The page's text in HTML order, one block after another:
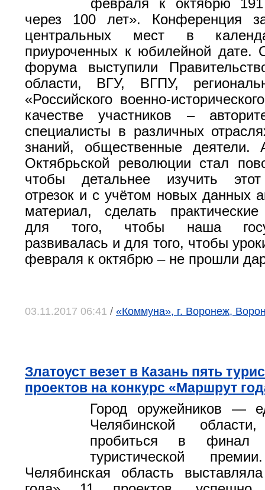
февраля к октябрю
через 100 лет». Конференция
центральных мест в
приуроченных к юбилейной дате.
форума выступили
области, ВГУ, ВГПУ,
«Российского военно-
качестве участников –
специалисты в различных
знаний, общественные
Октябрьской революции стал
чтобы детальнее изучить этот
отрезок и с учётом новых данных
материал, сделать
для того, чтобы наша
развивалась и для того, чтобы
февраля к октябрю – не прошли
03.11.2017 06:41 / «Коммуна», г. Воронеж,
Златоуст везет в Казань пять
проектов на конкурс «Маршрут
Город оружейников —
Челябинской
пробиться в финал
туристической
Челябинская область